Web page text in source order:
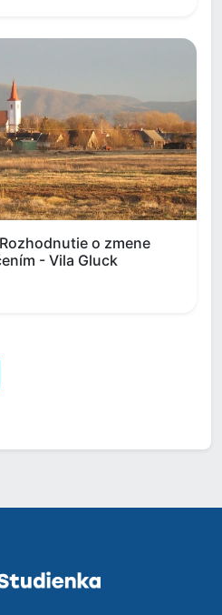
o zmene
- Vila Gluck